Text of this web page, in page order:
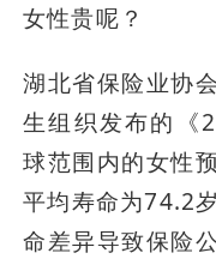
女性贵呢？
湖北省保险业协
生组织发布的《
球范围内的女性
平均寿命为74.2
命差异导致保险